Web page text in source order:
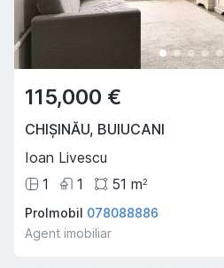
115,000 €
CHIȘINĂU, BUIUCANI
Ioan Livescu
1
1 51 m2
ProImobil 078088886
Agent imobiliar